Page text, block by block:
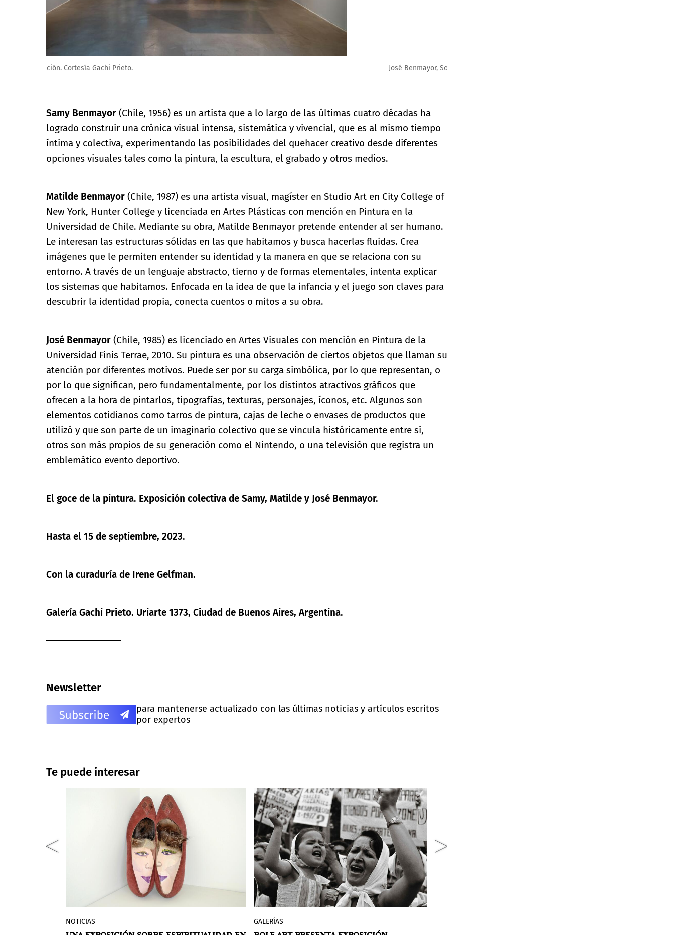
José Benmayor, Some friends. 100 x 140 cm y 3 cm de grosor.
Samy Benmayor (Chile, 1956) es un artista que a lo largo de las últimas cuatro décadas ha
logrado construir una crónica visual intensa, sistemática y vivencial, que es al mismo tiempo
íntima y colectiva, experimentando las posibilidades del quehacer creativo desde diferentes
opciones visuales tales como la pintura, la escultura, el grabado y otros medios.
Matilde Benmayor (Chile, 1987) es una artista visual, magíster en Studio Art en City College of
New York, Hunter College y licenciada en Artes Plásticas con mención en Pintura en la
Universidad de Chile. Mediante su obra, Matilde Benmayor pretende entender al ser humano.
Le interesan las estructuras sólidas en las que habitamos y busca hacerlas fluidas. Crea
imágenes que le permiten entender su identidad y la manera en que se relaciona con su
entorno. A través de un lenguaje abstracto, tierno y de formas elementales, intenta explicar
los sistemas que habitamos. Enfocada en la idea de que la infancia y el juego son claves para
descubrir la identidad propia, conecta cuentos o mitos a su obra.
José Benmayor (Chile, 1985) es licenciado en Artes Visuales con mención en Pintura de la
Universidad Finis Terrae, 2010. Su pintura es una observación de ciertos objetos que llaman su
atención por diferentes motivos. Puede ser por su carga simbólica, por lo que representan, o
por lo que significan, pero fundamentalmente, por los distintos atractivos gráficos que
ofrecen a la hora de pintarlos, tipografías, texturas, personajes, íconos, etc. Algunos son
elementos cotidianos como tarros de pintura, cajas de leche o envases de productos que
utilizó y que son parte de un imaginario colectivo que se vincula históricamente entre sí,
otros son más propios de su generación como el Nintendo, o una televisión que registra un
emblemático evento deportivo.
El goce de la pintura. Exposición colectiva de Samy, Matilde y José Benmayor.
Hasta el 15 de septiembre, 2023.
Con la curaduría de Irene Gelfman.
Galería Gachi Prieto. Uriarte 1373, Ciudad de Buenos Aires, Argentina.
Newsletter
para mantenerse actualizado con las últimas noticias y artículos escritos
por expertos
Te puede interesar
El Museo de Arte Latinoamericano de
NOTICIAS
La galería argentina Rolf Art presenta la
GALERÍAS